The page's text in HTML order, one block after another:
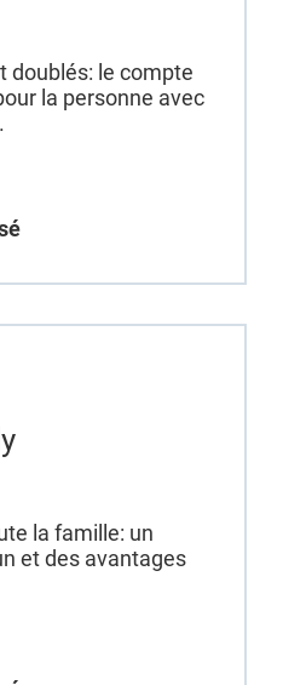
doublés: le compte
la personne avec
la famille: un
et des avantages